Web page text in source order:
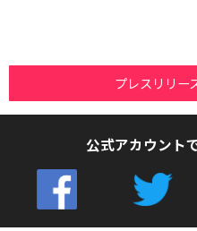
プレスリリー
公式アカウント